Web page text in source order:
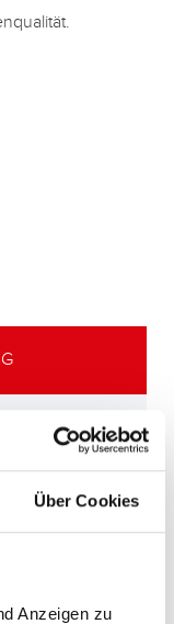
Über Cookies
Anzeigen zu